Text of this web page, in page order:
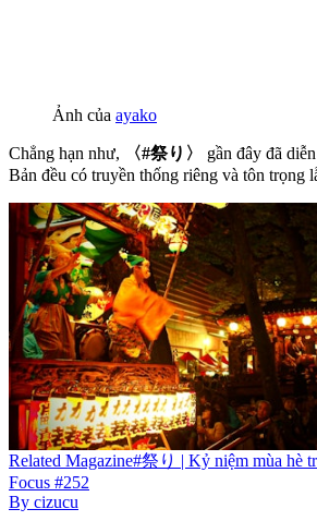
Ảnh của ayako
Chẳng hạn như, 〈#祭り〉
gần đây đã
Bản đều có truyền thống riêng và tôn trọng
Related Magazine#祭り | Kỷ niệm mùa hè
Focus #252
By cizucu